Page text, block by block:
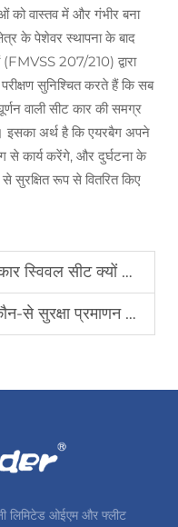
को वास्तव में और गंभीर बना
के पेशेवर स्थापना के बाद
207/210) द्वारा
सुनिश्चित करते हैं कि सब
वाली सीट कार की समग्र
इसका अर्थ है कि एयरबैग अपने
से कार्य करेंगे, और दुर्घटना के
सुरक्षित रूप से वितरित किए
सीट क्यों आवश्यक है
प्रमाणन महत्वपूर्ण हैं
लिमिटेड ओईएम और फ्लीट